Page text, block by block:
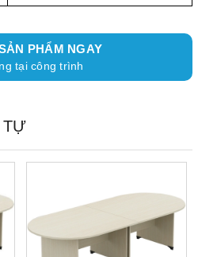
PHẨM NGAY
tại công trình
TỰ